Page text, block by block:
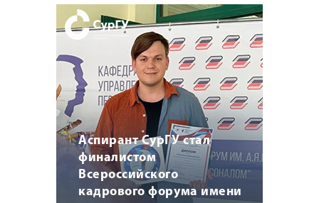
Аспирант СурГУ стал
финалистом
Всероссийского
кадрового форума имени